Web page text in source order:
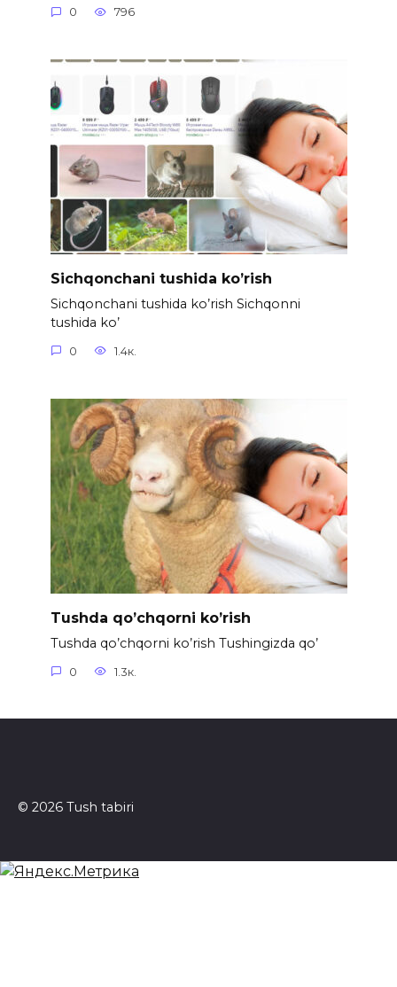
0 796
Sichqonchani tushida ko’rish
Sichqonchani tushida ko’rish Sichqonni
tushida ko’
0 1.4к.
Tushda qo’chqorni ko’rish
Tushda qo’chqorni ko’rish Tushingizda qo’
0 1.3к.
© 2026 Tush tabiri